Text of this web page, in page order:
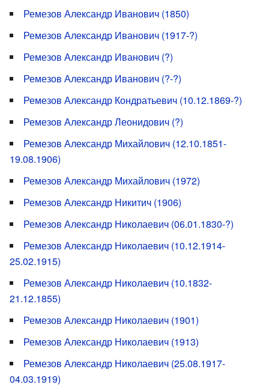
Ремезов Александр Иванович (1850)
Ремезов Александр Иванович (1917-?)
Ремезов Александр Иванович (?)
Ремезов Александр Иванович (?-?)
Ремезов Александр Кондратьевич (10.12.1869-?)
Ремезов Александр Леонидович (?)
Ремезов Александр Михайлович (12.10.1851-
19.08.1906)
Ремезов Александр Михайлович (1972)
Ремезов Александр Никитич (1906)
Ремезов Александр Николаевич (06.01.1830-?)
Ремезов Александр Николаевич (10.12.1914-
25.02.1915)
Ремезов Александр Николаевич (10.1832-
21.12.1855)
Ремезов Александр Николаевич (1901)
Ремезов Александр Николаевич (1913)
Ремезов Александр Николаевич (25.08.1917-
04.03.1919)